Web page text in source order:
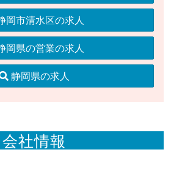
岡市清水区の求人
岡県の営業の求人
静岡県の求人
会社情報